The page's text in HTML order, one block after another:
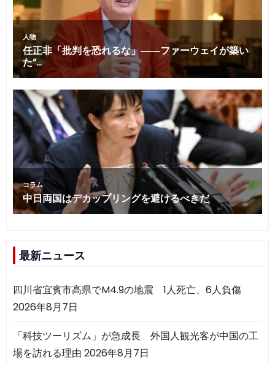
最新ニュース
四川省宜賓市高県でM4.9の地震 1人死亡、6人負傷
2026年8月7日
「科技ツーリズム」が急成長 外国人観光客が中国の工
場を訪れる理由 2026年8月7日